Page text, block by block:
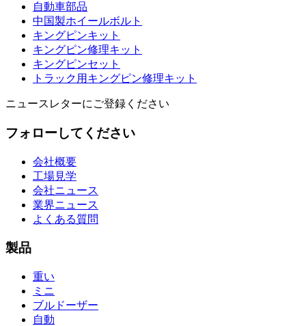
自動車部品
中国製ホイールボルト
キングピンキット
キングピン修理キット
キングピンセット
トラック用キングピン修理キット
ニュースレターにご登録ください
フォローしてください
会社概要
工場見学
会社ニュース
業界ニュース
よくある質問
製品
重い
ミニ
ブルドーザー
自動